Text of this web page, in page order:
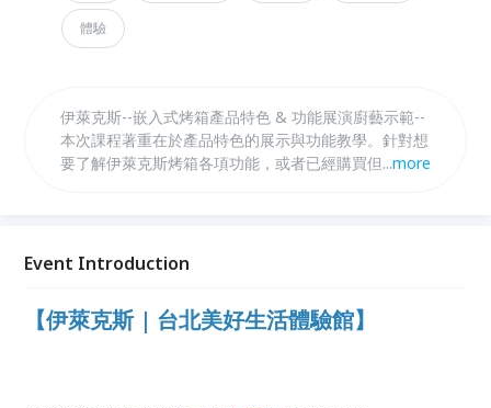
體驗
伊萊克斯--嵌入式烤箱產品特色 & 功能展演廚藝示範--
本次課程著重在於產品特色的展示與功能教學。針對想
要了解伊萊克斯烤箱各項功能，或者已經購買但不太會
...more
Event Introduction
【伊萊克斯 | 台北美好生活體驗館】